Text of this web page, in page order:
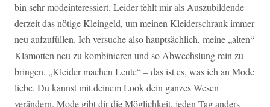
bin sehr modeinteressiert. Leider fehlt mir als Auszubildende
derzeit das nötige Kleingeld, um meinen Kleiderschrank immer
neu aufzufüllen. Ich versuche also hauptsächlich, meine „alten“
Klamotten neu zu kombinieren und so Abwechslung rein zu
bringen. „Kleider machen Leute“ – das ist es, was ich an Mode
liebe. Du kannst mit deinem Look dein ganzes Wesen
verändern. Mode gibt dir die Möglichkeit, jeden Tag anders